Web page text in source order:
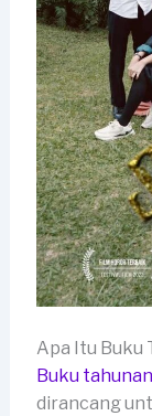
Apa Itu Buku
Buku
dirancang